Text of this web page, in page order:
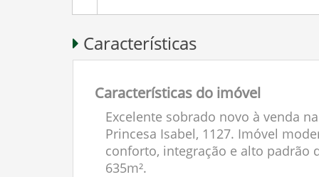
Características
Características do imóvel
Excelente sobrado novo à venda
Princesa Isabel, 1127. Imóvel
conforto, integração e alto padrão
635m².